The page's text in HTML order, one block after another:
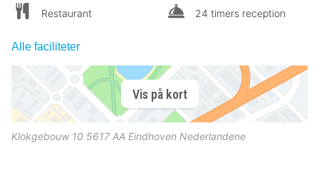
Restaurant
24 timers reception
Alle faciliteter
Vis på kort
Klokgebouw 10 5617 AA Eindhoven Nederlandene